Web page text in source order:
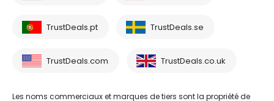
TrustDeals.pt TrustDeals.se
TrustDeals.com TrustDeals.co.uk
Les noms commerciaux et marques de tiers sont la propriété de